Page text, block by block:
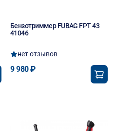
Бензотриммер FUBAG FPT 43
41046
нет отзывов
9 980 ₽